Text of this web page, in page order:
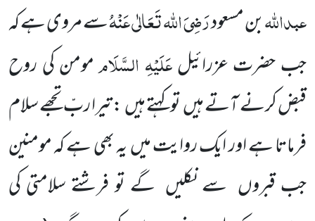
عبداللہبن مسعودرَضِیَ اللہ تَعَالٰی عَنْہُسے مروی ہے کہ
جب حضرت عزرائیلعَلَیْہِ السَّلَاممومن کی روح
قبض کرنے آتے ہیں تو کہتے ہیں : تیرا ربّ تجھے سلام
فرماتا ہے اور ایک روایت میں یہ بھی ہے کہ مومنین
جب قبروں سے نکلیں گے تو فرشتے سلامتی کی